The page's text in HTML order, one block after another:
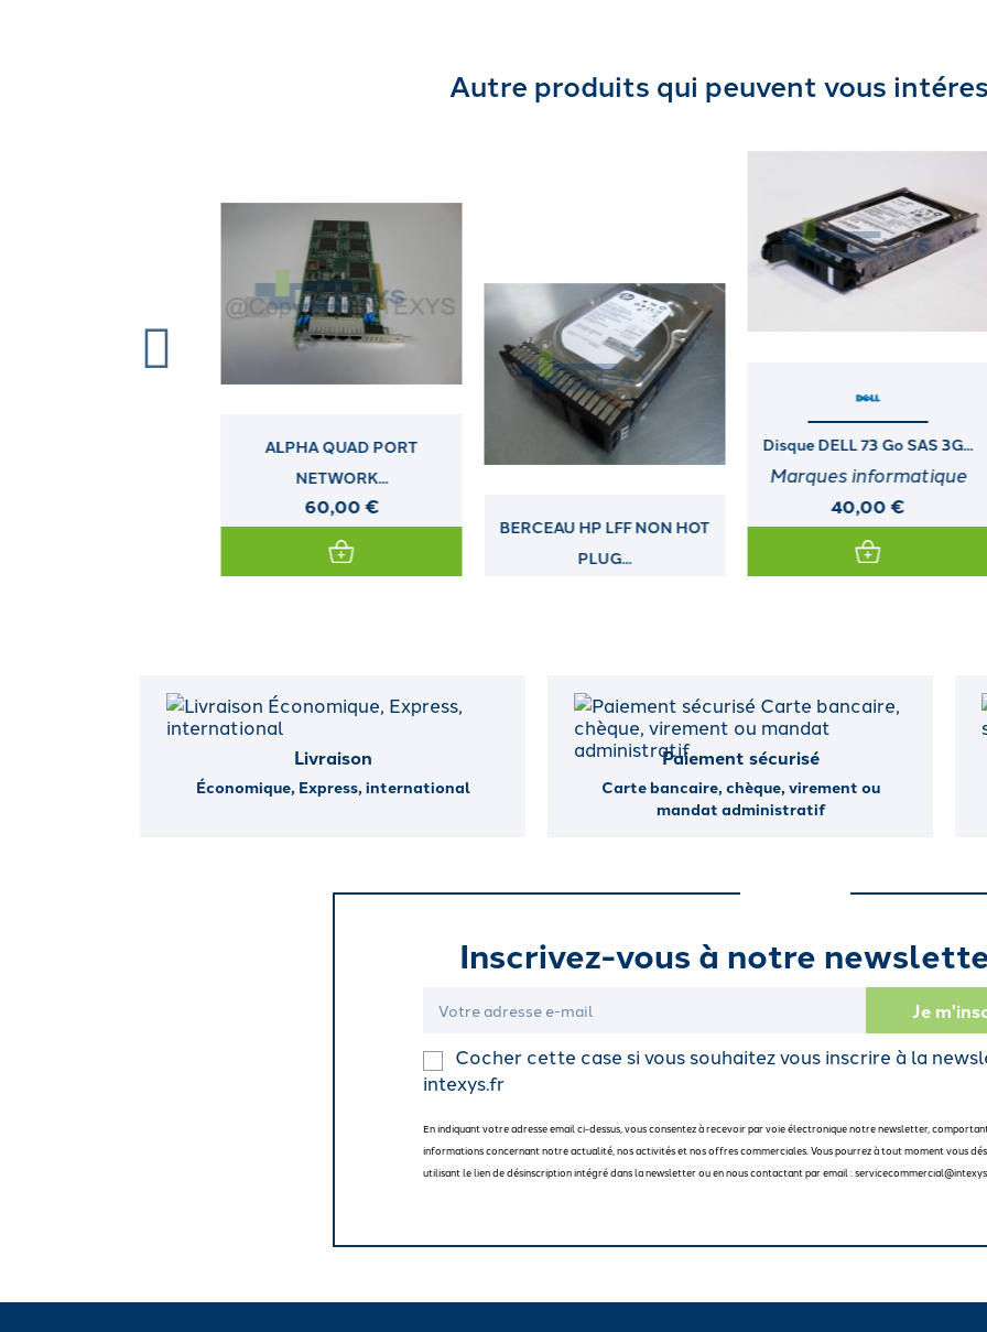
Autre produits qui peuvent vous
BERCEAU HP LFF NON HOT
PLUG...
Disque DELL 73 Go SAS 3G... Disque HP 1,2 To SAS DS 12G...
Marques informatique
120,00 €
Livraison
Économique, Express, international
Paiement sécurisé
Carte bancaire, chèque, virement ou
mandat administratif
Inscrivez-vous à notre
Cocher cette case si vous souhaitez vous inscrire à la
intexys.fr
En indiquant votre adresse email ci-dessus, vous consentez à recevoir par voie électronique notre newsletter,
informations concernant notre actualité, nos activités et nos offres commerciales. Vous pourrez à tout moment vous
utilisant le lien de désinscription intégré dans la newsletter ou en nous contactant par email :